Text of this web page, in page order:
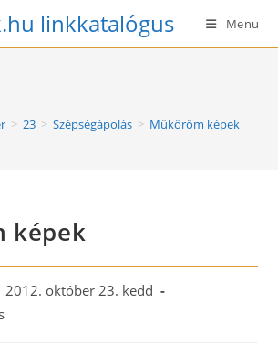
linkkatalógus Menu
> 23 > Szépségápolás > Műköröm képek
képek
2012. október 23. kedd